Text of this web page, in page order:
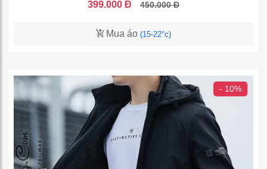
399.000 Đ 450.000 Đ
Mua áo (15-22°c)
- 10%